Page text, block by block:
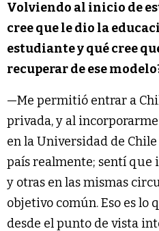
Volviendo al inicio de
cree que le dio la
estudiante y qué cree
recuperar de ese
—Me permitió entrar a
privada, y al
en la Universidad de
país realmente; sentí que
y otras en las mismas
objetivo común. Eso es lo
desde el punto de vista